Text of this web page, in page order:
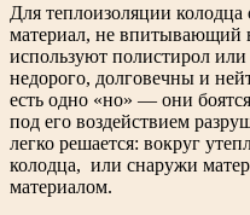
Для теплоизоляции
материал, не впитывающий
используют полистирол
недорого, долговечны и
есть одно «но» — они
под его воздействием
легко решается: вокруг
колодца, или снаружи
материалом.